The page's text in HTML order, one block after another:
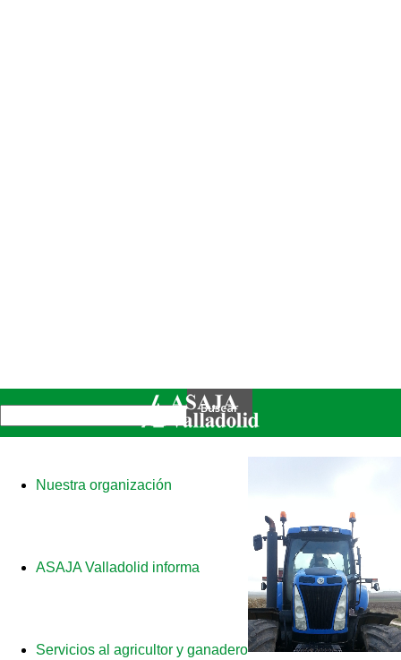
Nuestra organización
ASAJA Valladolid informa
Servicios al agricultor y ganadero